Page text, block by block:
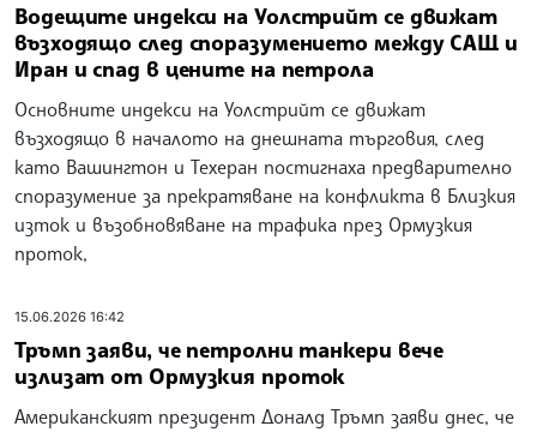
Водещите индекси на Уолстрийт се движат
възходящо след споразумението между САЩ и
Иран и спад в цените на петрола
Основните индекси на Уолстрийт се движат
възходящо в началото на днешната търговия, след
като Вашингтон и Техеран постигнаха предварително
споразумение за прекратяване на конфликта в Близкия
изток и възобновяване на трафика през Ормузкия
проток,
15.06.2026 16:42
Тръмп заяви, че петролни танкери вече
излизат от Ормузкия проток
Американският президент Доналд Тръмп заяви днес, че